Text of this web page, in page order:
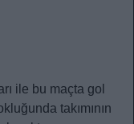
ile bu maçta gol
takımının